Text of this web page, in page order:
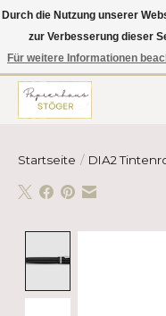
Hier finden Sie hochwertige
Schreiben und vieles mehr!
Hause oder ins Büro geliefert!
Startseite / DIA2
Durch die Nutzung unserer
zur Verbesserung dieser
Für weitere Informationen